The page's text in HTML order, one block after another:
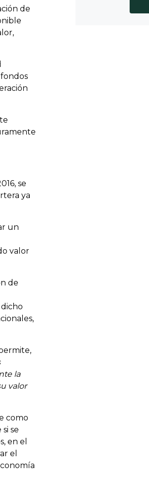
de
se
ya
un
valor
de
la
valor
como
se
en el
el